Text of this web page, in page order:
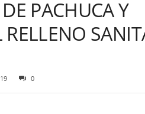
PACHUCA Y
RELLENO
0